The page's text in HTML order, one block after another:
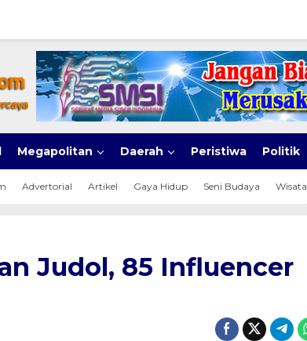
Megapolitan Daerah Peristiwa Politik
Advertorial Artikel Gaya Hidup Seni Budaya Wisata
Judol, 85 Influencer